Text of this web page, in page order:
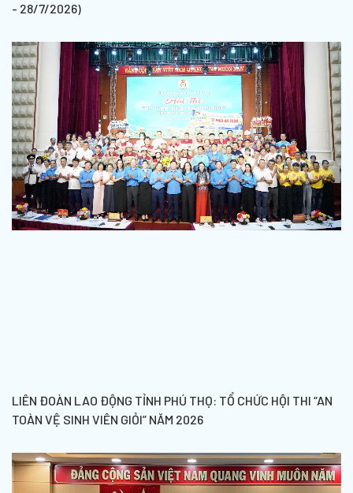
- 28/7/2026)
LIÊN ĐOÀN LAO ĐỘNG TỈNH PHÚ THỌ: TỔ CHỨC HỘI THI “AN
TOÀN VỆ SINH VIÊN GIỎI” NĂM 2026